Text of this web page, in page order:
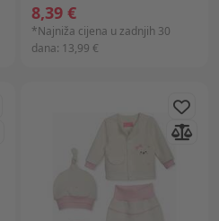
8,39 €
*Najniža cijena u zadnjih 30
dana: 13,99 €